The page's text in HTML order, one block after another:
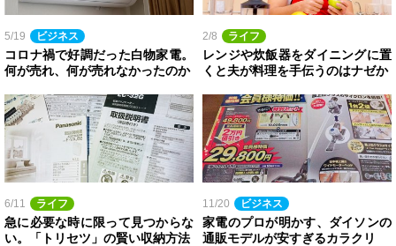
5/19 ビジネス
コロナ禍で好調だった白物家電。
何が売れ、何が売れなかったのか
2/8 ライフ
レンジや炊飯器をダイニングに置
くと夫が料理を手伝うのはナゼか
6/11 ライフ
急に必要な時に限って見つからな
い。「トリセツ」の賢い収納方法
11/20 ビジネス
家電のプロが明かす、ダイソンの
通販モデルが安すぎるカラクリ